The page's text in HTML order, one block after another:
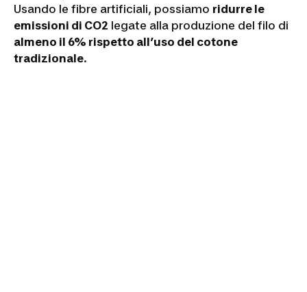
Usando le fibre artificiali, possiamo ridurre le
emissioni di CO2 legate alla produzione del filo di
almeno il 6% rispetto all’uso del cotone
tradizionale.